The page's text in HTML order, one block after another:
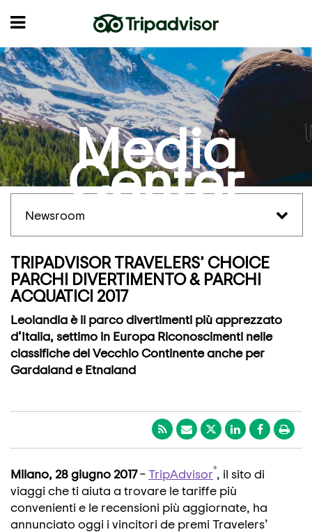
Media
Center
Newsroom
TRIPADVISOR TRAVELERS’ CHOICE
PARCHI DIVERTIMENTO & PARCHI
ACQUATICI 2017
Leolandia è il parco divertimenti più apprezzato
d’Italia, settimo in Europa Riconoscimenti nelle
classifiche del Vecchio Continente anche per
Gardaland e Etnaland
Milano, 28 giugno 2017–TripAdvisor®, il sito di
viaggi che ti aiuta a trovare le tariffe più
convenienti e le recensioni più aggiornate, ha
annunciato oggi i vincitori de premi Travelers’